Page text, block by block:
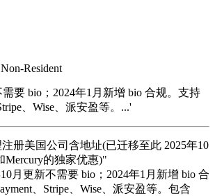
Resident
要 bio；2024年1月新增 bio 合规。支持
、Wise、派安盈等。...'
册美国公司含地址(已迁移至此 2025年10
Mercury的独家优惠)"
月更新不需要 bio；2024年1月新增 bio 合
、Stripe、Wise、派安盈等。包含